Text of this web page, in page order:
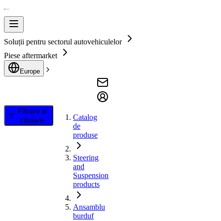
Soluții pentru sectorul autovehiculelor
Piese aftermarket
Europe
Filtrare și
căutare
Catalog
de
produse
Steering
and
Suspension
products
Ansamblu
burduf